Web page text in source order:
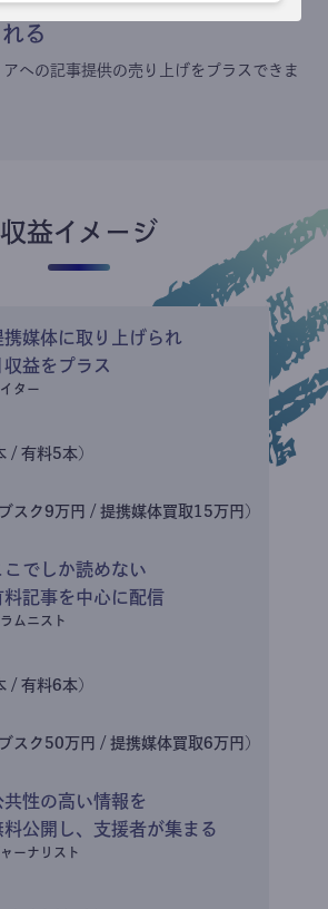
る
への記事提供の売り上げをプラスできま
収益イメージ
携媒体に取り上げられ
収益をプラス
ター
/ 有料5本)
スク9万円 / 提携媒体買取15万円)
こでしか読めない
料記事を中心に配信
ムニスト
/ 有料6本)
スク50万円 / 提携媒体買取6万円)
共性の高い情報を
料公開し、支援者が集まる
ーナリスト